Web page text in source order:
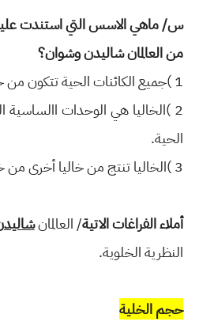
س/ ماهي الاسس التي استندت عليها
من العالمان شاليدن وشوان؟
1 )جميع الكائنات الحية تتكون من خاليا.
2 )الخاليا هي الوحدات االساسية
الحية.
3 )الخاليا تنتج من خاليا أخرى من خالل انقسامها.
أملاء الفراغات الاتية/ العالمان
النظرية الخلوية.
حجم الخلية